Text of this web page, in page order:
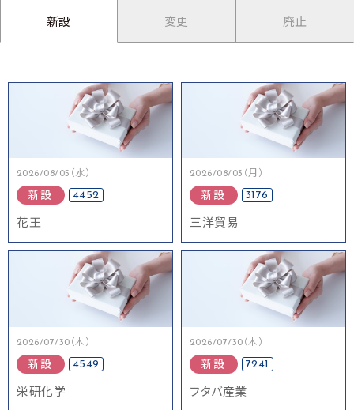
新設 変更 廃止
2026/08/05（水）
新設 4452
花王
2026/08/03（月）
新設 3176
三洋貿易
2026/07/30（木）
新設 4549
栄研化学
2026/07/30（木）
新設 7241
フタバ産業